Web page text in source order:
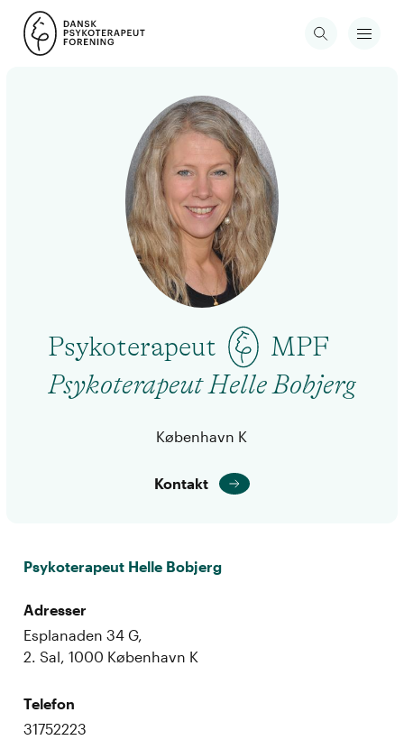
Psykoterapeut
MPF
Psykoterapeut Helle Bobjerg
København K
Kontakt
Psykoterapeut Helle Bobjerg
Adresser
Esplanaden 34 G,
2. Sal, 1000 København K
Telefon
31752223